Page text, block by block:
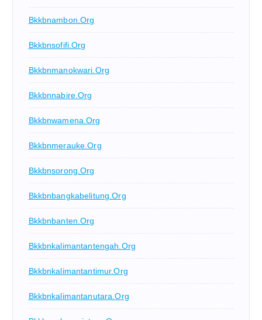
Bkkbnambon.org
Bkkbnsofifi.org
Bkkbnmanokwari.org
Bkkbnnabire.org
Bkkbnwamena.org
Bkkbnmerauke.org
Bkkbnsorong.org
Bkkbnbangkabelitung.org
Bkkbnbanten.org
Bkkbnkalimantantengah.org
Bkkbnkalimantantimur.org
Bkkbnkalimantanutara.org